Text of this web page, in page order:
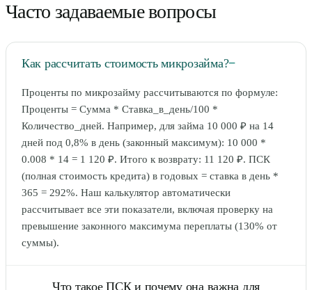
Часто задаваемые вопросы
Как рассчитать стоимость микрозайма?−
Проценты по микрозайму рассчитываются по формуле:
Проценты = Сумма * Ставка_в_день/100 *
Количество_дней. Например, для займа 10 000 ₽ на 14
дней под 0,8% в день (законный максимум): 10 000 *
0.008 * 14 = 1 120 ₽. Итого к возврату: 11 120 ₽. ПСК
(полная стоимость кредита) в годовых = ставка в день *
365 = 292%. Наш калькулятор автоматически
рассчитывает все эти показатели, включая проверку на
превышение законного максимума переплаты (130% от
суммы).
Что такое ПСК и почему она важна для